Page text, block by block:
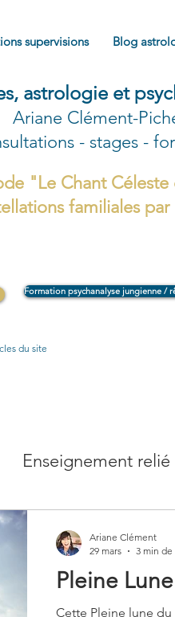
supervisions Blog
astrologie et
Ariane Clément-
- stages -
"Le Chant
familiales
Formation psychanalyse jungienne /
du site
Enseignement
et psychologie -
Pleine
Cette Pleine lune du
Ariane Clément
29 mars
3 min